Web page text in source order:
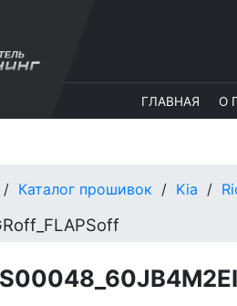
ГЛАВНАЯ О
Каталог прошивок Kia